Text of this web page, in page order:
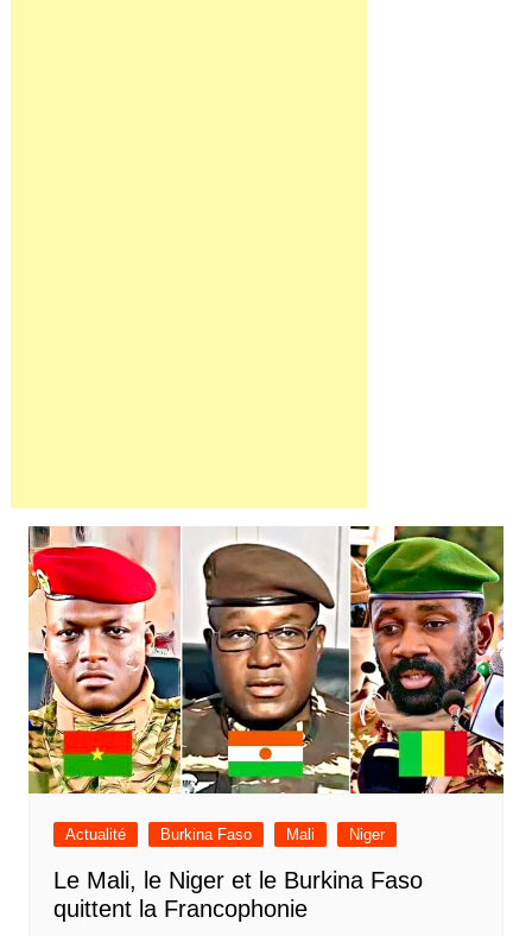
Actualité Burkina Faso Mali Niger
Le Mali, le Niger et le Burkina Faso
quittent la Francophonie